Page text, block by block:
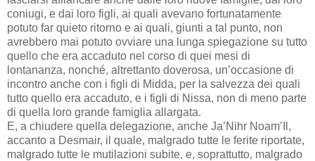
coniugi, e dai loro figli, ai quali avevano fortunatamente
potuto far quieto ritorno e ai quali, giunti a tal punto, non
avrebbero mai potuto ovviare una lunga spiegazione su tutto
quello che era accaduto nel corso di quei mesi di
lontananza, nonché, altrettanto doverosa, un’occasione di
incontro anche con i figli di Midda, per la salvezza dei quali
tutto quello era accaduto, e i figli di Nissa, non di meno parte
di quella loro grande famiglia allargata.
E, a chiudere quella delegazione, anche Ja’Nihr Noam’Il,
accanto a Desmair, il quale, malgrado tutte le ferite riportate,
malgrado tutte le mutilazioni subite, e, soprattutto, malgrado